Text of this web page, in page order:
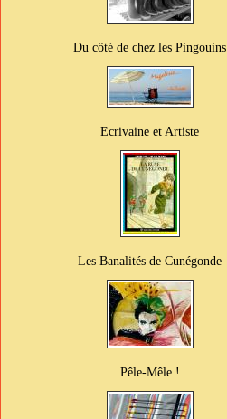
Du côté de chez les Pingouins
Ecrivaine et Artiste
Les Banalités de Cunégonde
Pêle-Mêle !